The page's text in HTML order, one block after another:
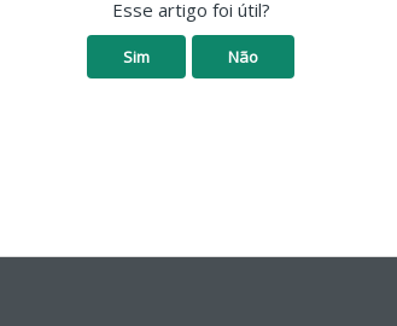
Esse artigo foi útil?
Sim Não